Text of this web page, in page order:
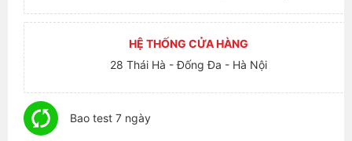
HỆ THỐNG CỬA HÀNG
28 Thái Hà - Đống Đa - Hà Nội
Bao test 7 ngày